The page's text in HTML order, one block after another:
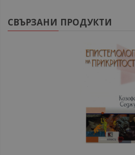
СВЪРЗАНИ ПРОДУКТИ